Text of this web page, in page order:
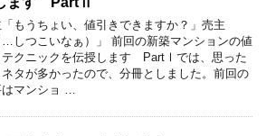
「もうちょい、値引きできますか？」売主
…しつこいなぁ）」 前回の新築マンションの値
テクニックを伝授します PartⅠでは、思った
ネタが多かったので、分冊としました。前回の
マンショ …